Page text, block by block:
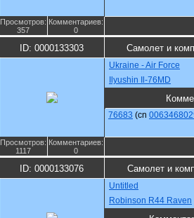
Просмотров:
357
Комментариев:
0
ID: 0000133303 Самолет и
Ukraine - Air Force
Ilyushin Il-76MD
76683 (cn
Просмотров:
1117
Комментариев:
0
ID: 0000133076 Самолет и
Untitled
Robinson R44 Raven